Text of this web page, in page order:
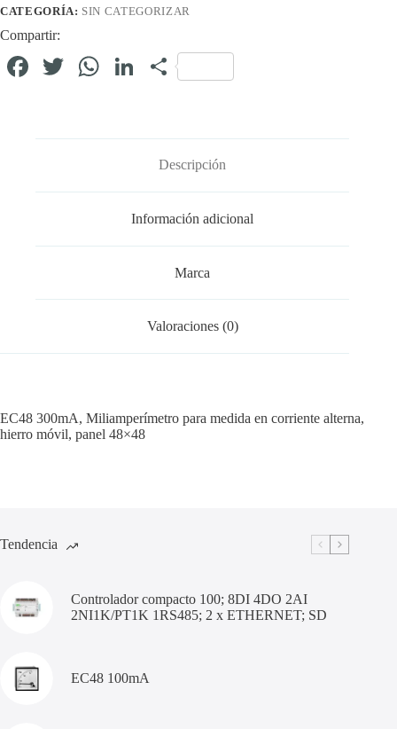
CATEGORÍA: SIN CATEGORIZAR
Compartir:
Fa T
W
Li
In
C
pa
rti
r
Descripción
Información adicional
Marca
Valoraciones (0)
EC48 300mA, Miliamperímetro para medida en corriente alterna,
hierro móvil, panel 48×48
Tendencia
Controlador compacto 100; 8DI 4DO 2AI
2NI1K/PT1K 1RS485; 2 x ETHERNET; SD
EC48 100mA